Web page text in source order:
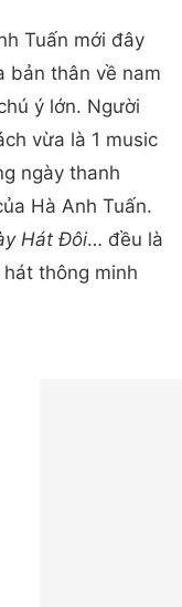
Tuấn mới đây
bản thân về nam
ý lớn. Người
vừa là 1 music
ngày thanh
Hà Anh Tuấn.
Hát Đôi… đều là
thông minh